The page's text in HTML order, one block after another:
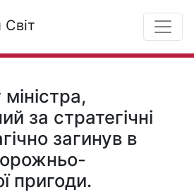
за стратегічні
загинув в
пригоди.